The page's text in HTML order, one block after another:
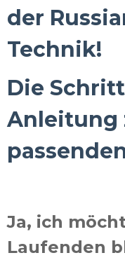
der
Technik!
Die
Anleitung
Ja, ich
Laufenden